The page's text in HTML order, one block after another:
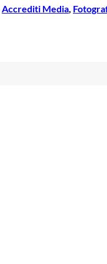
Accrediti Media,